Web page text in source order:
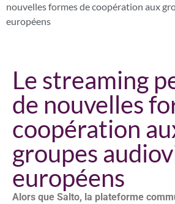
nouvelles formes de coopération aux
européens
Le streaming
de nouvelles
coopération
groupes
européens
Alors que Salto, la plateforme